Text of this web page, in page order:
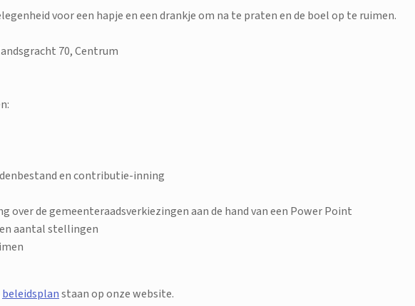
voor een hapje en een drankje om na te praten en de boel op te ruimen.
70, Centrum
en contributie-inning
over de gemeenteraadsverkiezingen aan de hand van een Power Point
aantal stellingen
beleidsplanstaan op onze website.